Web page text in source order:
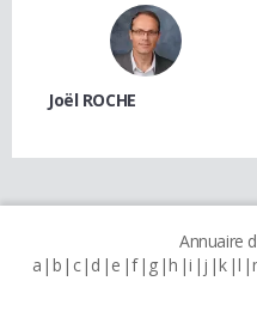
Joël ROCHE
Annuaire
a b c d e f g h i j k l